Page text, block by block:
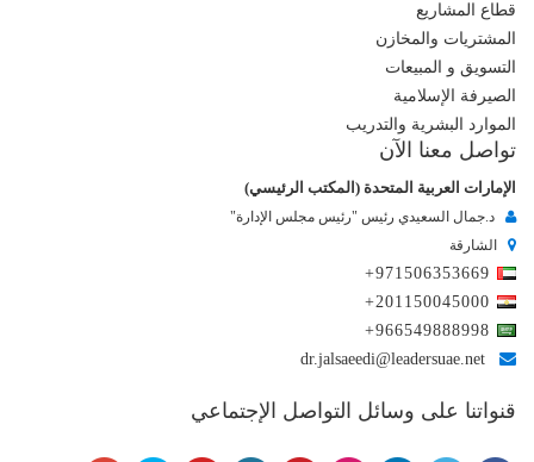
قطاع المشاريع
المشتريات والمخازن
التسويق و المبيعات
الصيرفة الإسلامية
الموارد البشرية والتدريب
تواصل معنا الآن
الإمارات العربية المتحدة (المكتب الرئيسي)
د.جمال السعيدي رئيس "رئيس مجلس الإدارة"
الشارقة
+971506353669
+201150045000
+966549888998
dr.jalsaeedi@leadersuae.net
قنواتنا على وسائل التواصل الإجتماعي